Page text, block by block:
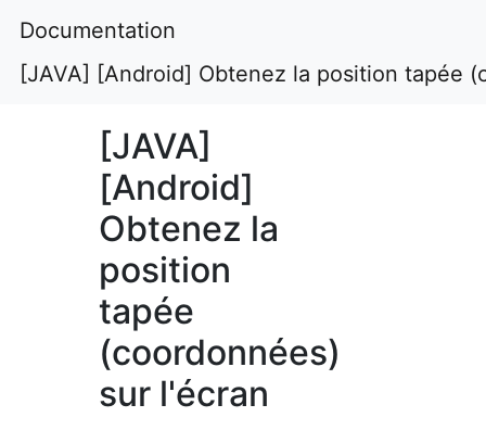
Documentation
[JAVA] [Android] Obtenez la position tapée
[JAVA]
[Android]
Obtenez la
position
tapée
(coordonnées)
sur l'écran